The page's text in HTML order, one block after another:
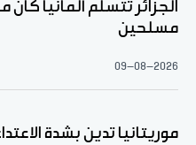
الجزائر تتسلم ألمانيا
مسلحين
09-08-2026
موريتانيا تدين بشدة